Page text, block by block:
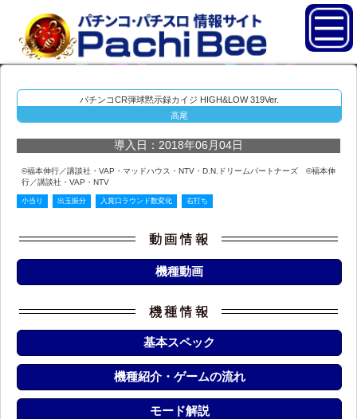
パチンコCR弾球黙示録カイジ HIGH&LOW 319Ver.
高尾
導入日：2018年06月04日
©福本伸行／講談社・VAP・マッドハウス・NTV・D.N.ドリームパートナーズ ©福本伸
行／講談社・VAP・NTV
小当り 出玉振分 入賞口ラウンド数変化 右打ち
機種動画
基本スペック
機種紹介・ゲームの流れ
モード解説